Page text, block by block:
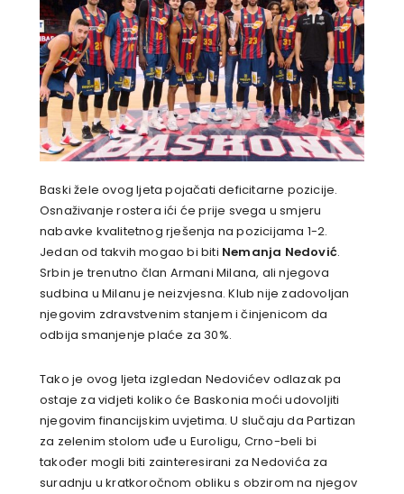
Baski žele ovog ljeta pojačati deficitarne pozicije.
Osnaživanje rostera ići će prije svega u smjeru
nabavke kvalitetnog rješenja na pozicijama 1-2.
Jedan od takvih mogao bi biti Nemanja Nedović.
Srbin je trenutno član Armani Milana, ali njegova
sudbina u Milanu je neizvjesna. Klub nije zadovoljan
njegovim zdravstvenim stanjem i činjenicom da
odbija smanjenje plaće za 30%.
Tako je ovog ljeta izgledan Nedovićev odlazak pa
ostaje za vidjeti koliko će Baskonia moći udovoljiti
njegovim financijskim uvjetima. U slučaju da Partizan
za zelenim stolom uđe u Euroligu, Crno-beli bi
također mogli biti zainteresirani za Nedovića za
suradnju u kratkoročnom obliku s obzirom na njegov